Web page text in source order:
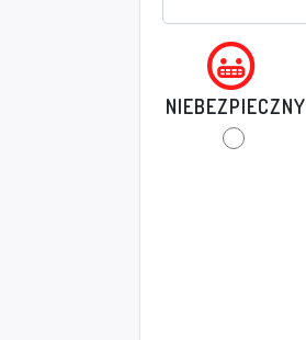
NIEBEZPIECZNY